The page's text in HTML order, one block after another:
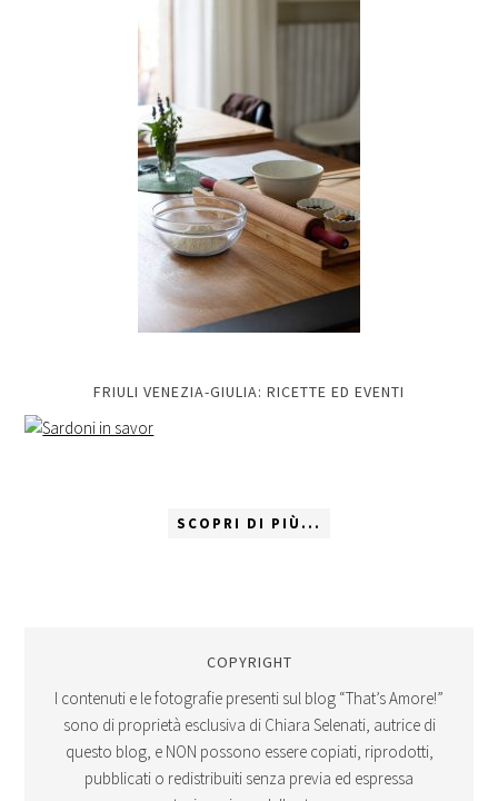
FRIULI VENEZIA-GIULIA: RICETTE ED EVENTI
SCOPRI DI PIÙ...
COPYRIGHT
I contenuti e le fotografie presenti sul blog “That’s Amore!”
sono di proprietà esclusiva di Chiara Selenati, autrice di
questo blog, e NON possono essere copiati, riprodotti,
pubblicati o redistribuiti senza previa ed espressa